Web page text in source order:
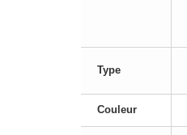
Type
Couleur